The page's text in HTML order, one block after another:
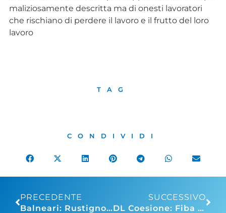
maliziosamente descritta ma di onesti lavoratori
che rischiano di perdere il lavoro e il frutto del loro
lavoro
TAG
CONDIVIDI
PRECEDENTE
Balneari: Rustignoli, “Bene emendamento della Lega al Decreto Coesione, prioritario riconoscere valore aziendale e diritto di prelazione”
SUCCESSIVO
DL Coesione: Fiba Confesercenti, emendamento balneari necessario, garantirebbe livello minimo di certezze per gli imprenditori